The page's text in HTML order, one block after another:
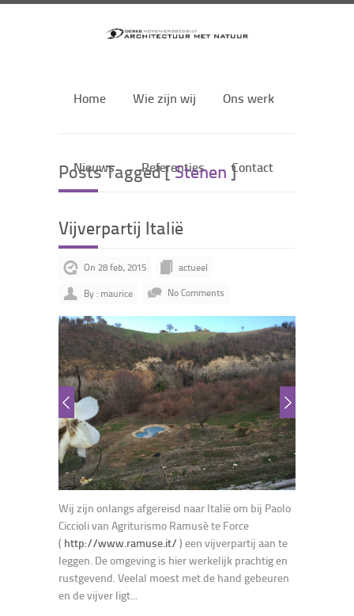
Home Wie zijn wij Ons werk
Nieuws Referenties Contact
Posts Tagged [Stenen]
Vijverpartij Italië
On 28 feb, 2015
actueel
By : maurice
No Comments
Wij zijn onlangs afgereisd naar Italië om bij Paolo
Ciccioli van Agriturismo Ramusè te Force
( http://www.ramuse.it/ ) een vijverpartij aan te
leggen. De omgeving is hier werkelijk prachtig en
rustgevend. Veelal moest met de hand gebeuren
en de vijver ligt...